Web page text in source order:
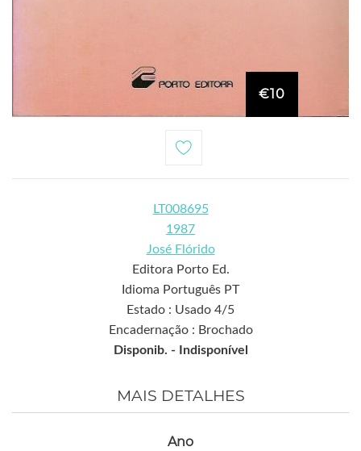
€10
LT008695
1987
José Flórido
Editora Porto Ed.
Idioma Português PT
Estado : Usado 4/5
Encadernação : Brochado
Disponib. -
Indisponível
MAIS DETALHES
Ano